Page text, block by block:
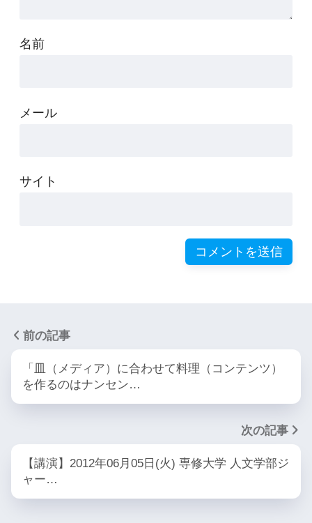
名前
メール
サイト
前の記事
「皿（メディア）に合わせて料理（コンテンツ）
を作るのはナンセン…
次の記事
【講演】2012年06月05日(火) 専修大学 人文学部ジ
ャー…